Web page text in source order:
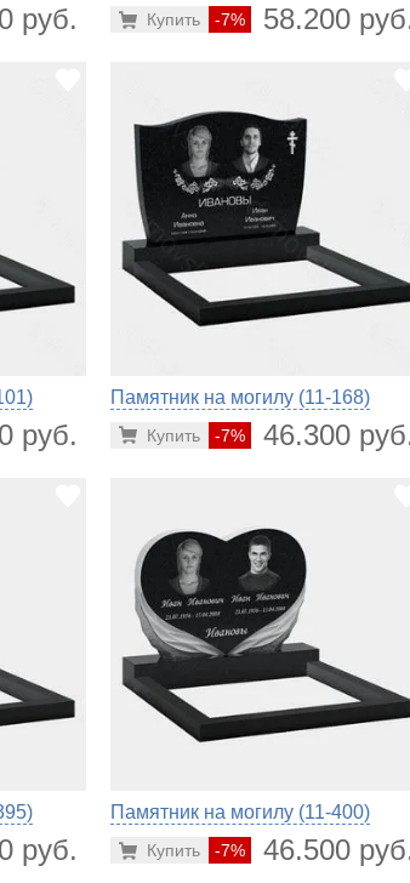
руб. -7% 58.200
Купить
руб.
Памятник на могилу (11-168)
-7% 46.300
Купить
руб.
Памятник на могилу (11-400)
-7% 46.500
Купить